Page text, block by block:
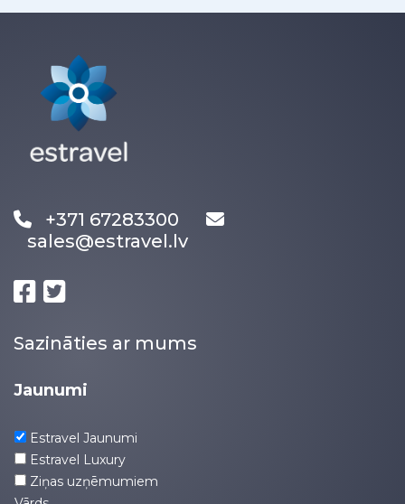
+371 67283300
sales@estravel.lv
Sazināties ar mums
Jaunumi
Estravel Jaunumi
Estravel Luxury
Ziņas uzņēmumiem